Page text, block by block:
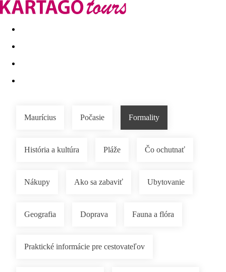
Last minute Dovolenkové kluby
Maurícius Počasie Formality
História a kultúra Pláže Čo ochutnať
Nákupy Ako sa zabaviť Ubytovanie
Geografia Doprava Fauna a flóra
Praktické informácie pre cestovateľov